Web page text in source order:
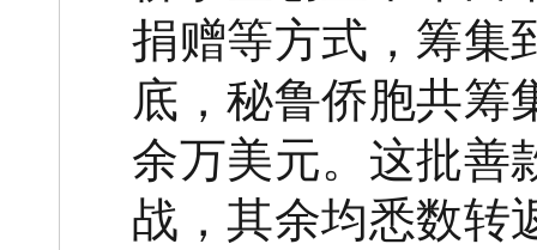
捐赠等方式，筹集
底，秘鲁侨胞共筹
余万美元。这批善
战，其余均悉数转